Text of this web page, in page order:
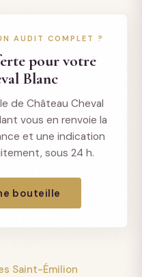
AUDIT COMPLET ?
pour votre
Blanc
de Château Cheval
vous en renvoie la
et une indication
sous 24 h.
bouteille
Saint-Émilion